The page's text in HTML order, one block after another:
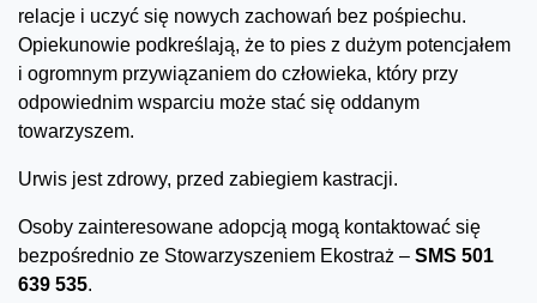
relacje i uczyć się nowych zachowań bez pośpiechu.
Opiekunowie podkreślają, że to pies z dużym potencjałem
i ogromnym przywiązaniem do człowieka, który przy
odpowiednim wsparciu może stać się oddanym
towarzyszem.
Urwis jest zdrowy, przed zabiegiem kastracji.
Osoby zainteresowane adopcją mogą kontaktować się
bezpośrednio ze Stowarzyszeniem Ekostraż – SMS 501
639 535.